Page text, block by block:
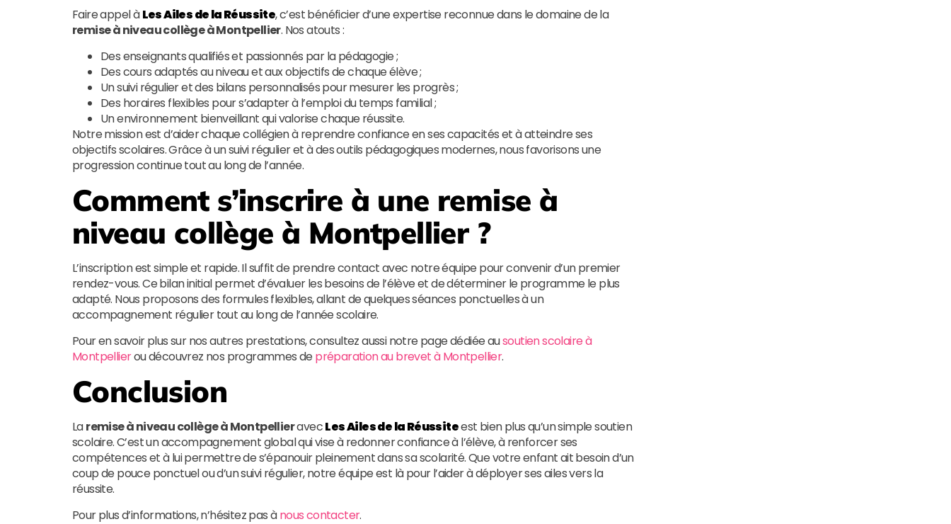
Faire appel àLes Ailes de la Réussite, c’est bénéficier d’une expertise reconnue dans le domaine de la
remise à niveau collège à Montpellier. Nos atouts :
Des enseignants qualifiés et passionnés par la pédagogie ;
Des cours adaptés au niveau et aux objectifs de chaque élève ;
Un suivi régulier et des bilans personnalisés pour mesurer les progrès ;
Des horaires flexibles pour s’adapter à l’emploi du temps familial ;
Un environnement bienveillant qui valorise chaque réussite.
Notre mission est d’aider chaque collégien à reprendre confiance en ses capacités et à atteindre ses
objectifs scolaires. Grâce à un suivi régulier et à des outils pédagogiques modernes, nous favorisons une
progression continue tout au long de l’année.
Comment s’inscrire à une remise à
niveau collège à Montpellier ?
L’inscription est simple et rapide. Il suffit de prendre contact avec notre équipe pour convenir d’un premier
rendez-vous. Ce bilan initial permet d’évaluer les besoins de l’élève et de déterminer le programme le plus
adapté. Nous proposons des formules flexibles, allant de quelques séances ponctuelles à un
accompagnement régulier tout au long de l’année scolaire.
Pour en savoir plus sur nos autres prestations, consultez aussi notre page dédiée ausoutien scolaire à
Montpellierou découvrez nos programmes de préparation au brevet à Montpellier.
Conclusion
Laremise à niveau collège à MontpellieravecLes Ailes de la Réussiteest bien plus qu’un simple soutien
scolaire. C’est un accompagnement global qui vise à redonner confiance à l’élève, à renforcer ses
compétences et à lui permettre de s’épanouir pleinement dans sa scolarité. Que votre enfant ait besoin d’un
coup de pouce ponctuel ou d’un suivi régulier, notre équipe est là pour l’aider à déployer ses ailes vers la
réussite.
Pour plus d’informations, n’hésitez pas ànous contacter.